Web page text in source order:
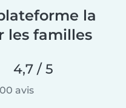
la
les familles
4,7 / 5
avis